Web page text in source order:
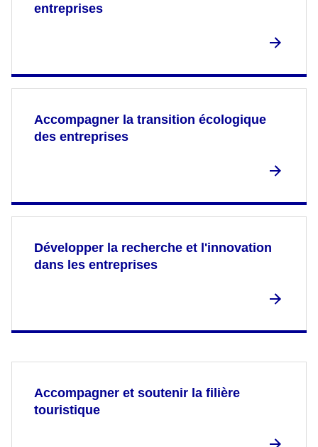
entreprises
Accompagner la transition écologique
des entreprises
Développer la recherche et l'innovation
dans les entreprises
Accompagner et soutenir la filière
touristique